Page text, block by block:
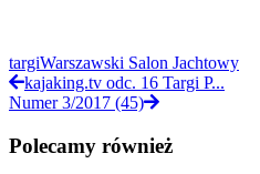
targiWarszawski Salon Jachtowy
kajaking.tv odc. 16 Targi P...
Numer 3/2017 (45)
Polecamy również